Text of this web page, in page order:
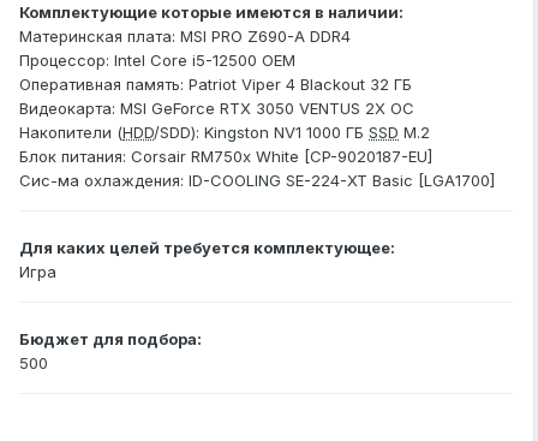
Комплектующие которые имеются в наличии:
Материнская плата: MSI PRO Z690-A DDR4
Процессор: Intel Core i5-12500 OEM
Оперативная память: Patriot Viper 4 Blackout 32 ГБ
Видеокарта: MSI GeForce RTX 3050 VENTUS 2X OC
Накопители (HDD/SDD): Kingston NV1 1000 ГБ SSD M.2
Блок питания: Corsair RM750x White [CP-9020187-EU]
Сис-ма охлаждения: ID-COOLING SE-224-XT Basic [LGA1700]
Для каких целей требуется комплектующее:
Игра
Бюджет для подбора:
500